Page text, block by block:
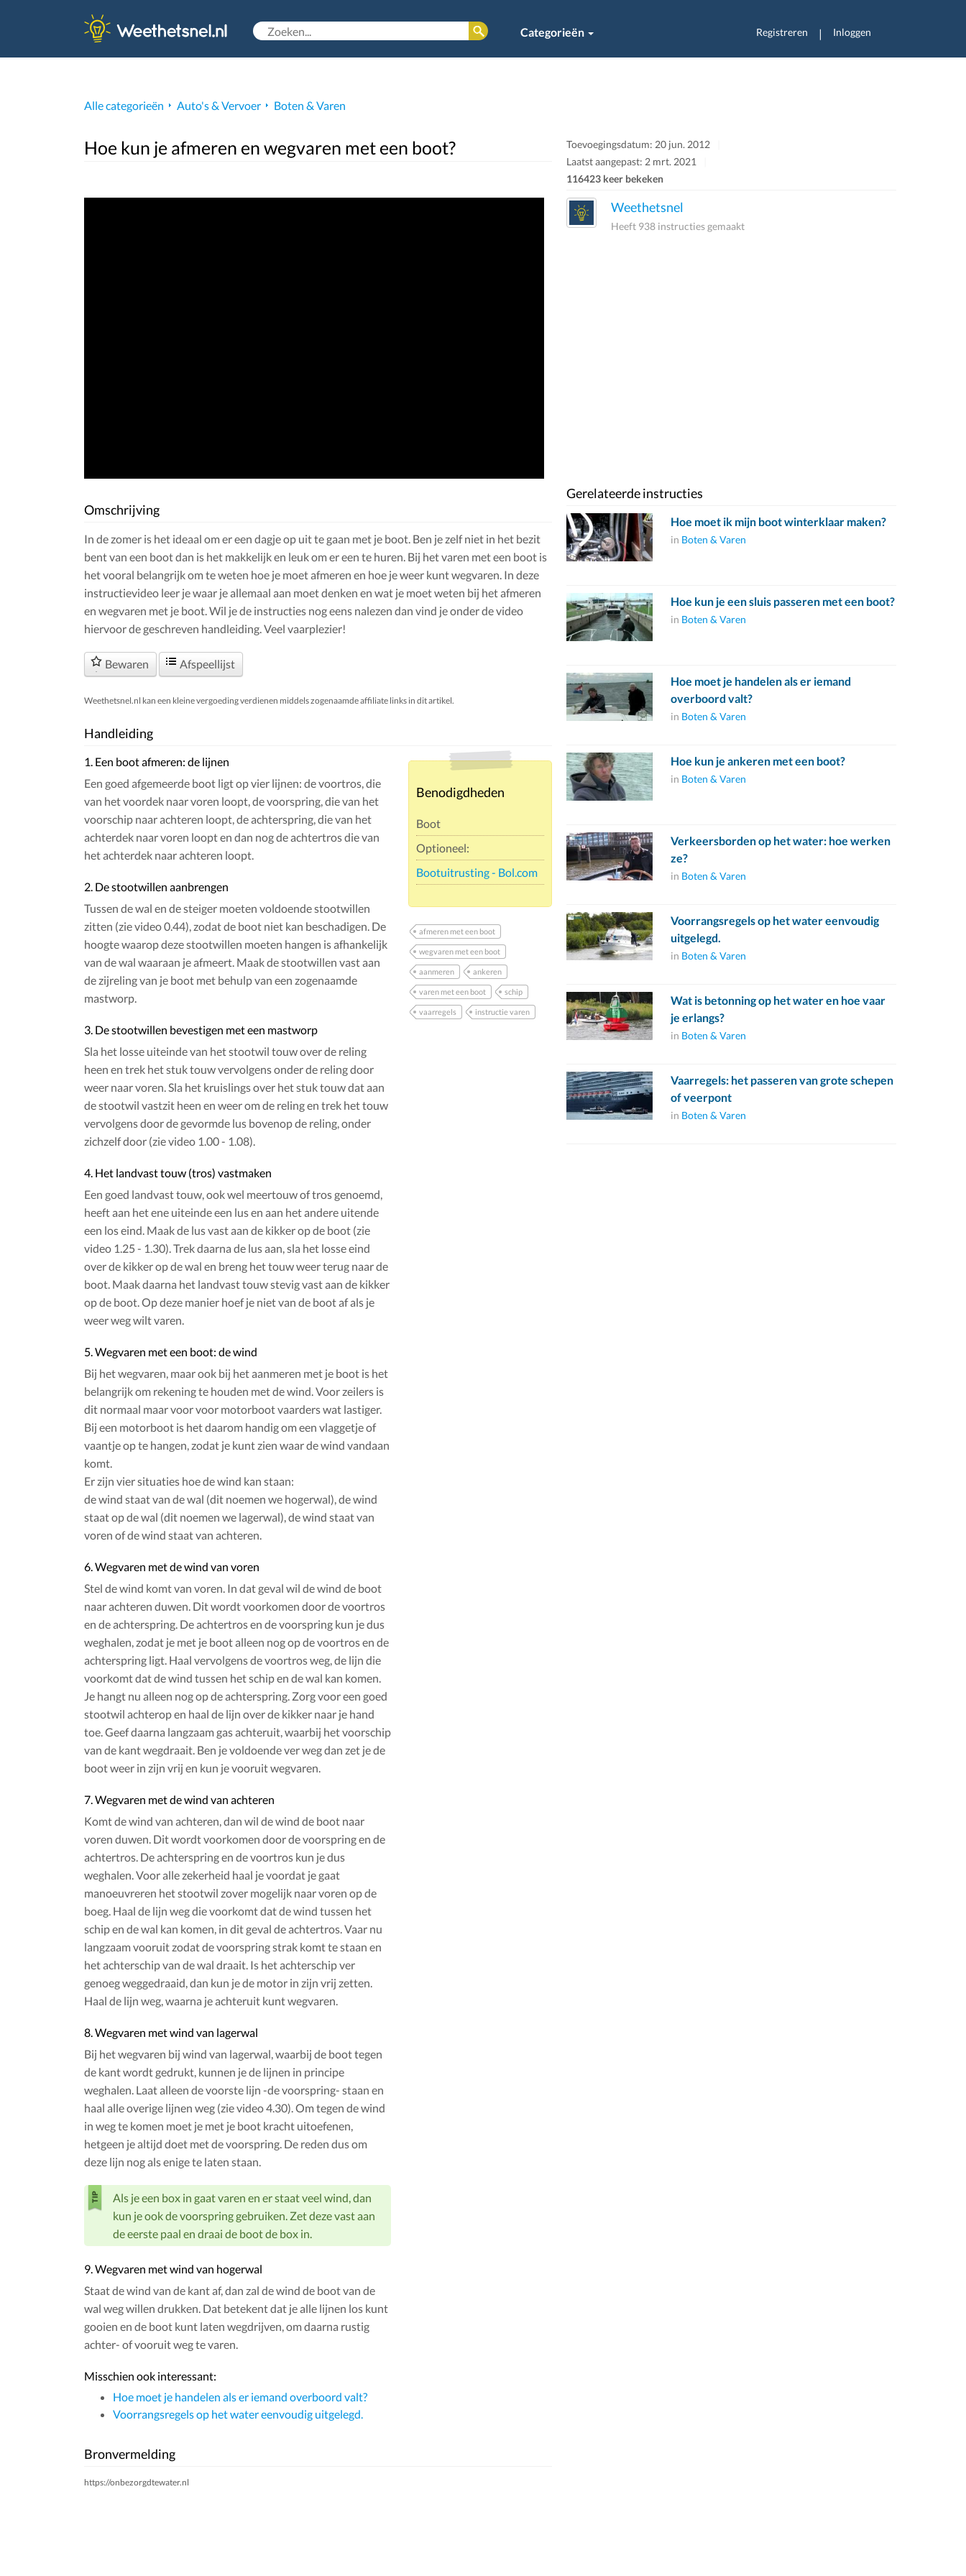
Categorieën Registreren | Inloggen
Alle categorieën Auto's & Vervoer Boten & Varen
Hoe kun je afmeren en wegvaren met een boot?
Toevoegingsdatum: 20 jun. 2012
Laatst aangepast: 2 mrt. 2021
116423 keer bekeken
Omschrijving
In de zomer is het ideaal om er een dagje op uit te gaan met je boot. Ben je zelf niet in het bezit
bent van een boot dan is het makkelijk en leuk om er een te huren. Bij het varen met een boot is
het vooral belangrijk om te weten hoe je moet afmeren en hoe je weer kunt wegvaren. In deze
instructievideo leer je waar je allemaal aan moet denken en wat je moet weten bij het afmeren
en wegvaren met je boot. Wil je de instructies nog eens nalezen dan vind je onder de video
hiervoor de geschreven handleiding. Veel vaarplezier!
Bewaren Afspeellijst
Weethetsnel.nl kan een kleine vergoeding verdienen middels zogenaamde affiliate links in dit artikel.
Handleiding
Benodigdheden
Boot
Optioneel:
Bootuitrusting - Bol.com
afmeren met een boot
wegvaren met een boot
aanmeren ankeren
varen met een boot schip
vaarregels instructie varen
1. Een boot afmeren: de lijnen
Een goed afgemeerde boot ligt op vier lijnen: de voortros, die
van het voordek naar voren loopt, de voorspring, die van het
voorschip naar achteren loopt, de achterspring, die van het
achterdek naar voren loopt en dan nog de achtertros die van
het achterdek naar achteren loopt.
2. De stootwillen aanbrengen
Tussen de wal en de steiger moeten voldoende stootwillen
zitten (zie video 0.44), zodat de boot niet kan beschadigen. De
hoogte waarop deze stootwillen moeten hangen is afhankelijk
van de wal waaraan je afmeert. Maak de stootwillen vast aan
de zijreling van je boot met behulp van een zogenaamde
mastworp.
3. De stootwillen bevestigen met een mastworp
Sla het losse uiteinde van het stootwil touw over de reling
heen en trek het stuk touw vervolgens onder de reling door
weer naar voren. Sla het kruislings over het stuk touw dat aan
de stootwil vastzit heen en weer om de reling en trek het touw
vervolgens door de gevormde lus bovenop de reling, onder
zichzelf door (zie video 1.00 - 1.08).
4. Het landvast touw (tros) vastmaken
Een goed landvast touw, ook wel meertouw of tros genoemd,
heeft aan het ene uiteinde een lus en aan het andere uitende
een los eind. Maak de lus vast aan de kikker op de boot (zie
video 1.25 - 1.30). Trek daarna de lus aan, sla het losse eind
over de kikker op de wal en breng het touw weer terug naar de
boot. Maak daarna het landvast touw stevig vast aan de kikker
op de boot. Op deze manier hoef je niet van de boot af als je
weer weg wilt varen.
5. Wegvaren met een boot: de wind
Bij het wegvaren, maar ook bij het aanmeren met je boot is het
belangrijk om rekening te houden met de wind. Voor zeilers is
dit normaal maar voor voor motorboot vaarders wat lastiger.
Bij een motorboot is het daarom handig om een vlaggetje of
vaantje op te hangen, zodat je kunt zien waar de wind vandaan
komt.
Er zijn vier situaties hoe de wind kan staan:
de wind staat van de wal (dit noemen we hogerwal), de wind
staat op de wal (dit noemen we lagerwal), de wind staat van
voren of de wind staat van achteren.
6. Wegvaren met de wind van voren
Stel de wind komt van voren. In dat geval wil de wind de boot
naar achteren duwen. Dit wordt voorkomen door de voortros
en de achterspring. De achtertros en de voorspring kun je dus
weghalen, zodat je met je boot alleen nog op de voortros en de
achterspring ligt. Haal vervolgens de voortros weg, de lijn die
voorkomt dat de wind tussen het schip en de wal kan komen.
Je hangt nu alleen nog op de achterspring. Zorg voor een goed
stootwil achterop en haal de lijn over de kikker naar je hand
toe. Geef daarna langzaam gas achteruit, waarbij het voorschip
van de kant wegdraait. Ben je voldoende ver weg dan zet je de
boot weer in zijn vrij en kun je vooruit wegvaren.
7. Wegvaren met de wind van achteren
Komt de wind van achteren, dan wil de wind de boot naar
voren duwen. Dit wordt voorkomen door de voorspring en de
achtertros. De achterspring en de voortros kun je dus
weghalen. Voor alle zekerheid haal je voordat je gaat
manoeuvreren het stootwil zover mogelijk naar voren op de
boeg. Haal de lijn weg die voorkomt dat de wind tussen het
schip en de wal kan komen, in dit geval de achtertros. Vaar nu
langzaam vooruit zodat de voorspring strak komt te staan en
het achterschip van de wal draait. Is het achterschip ver
genoeg weggedraaid, dan kun je de motor in zijn vrij zetten.
Haal de lijn weg, waarna je achteruit kunt wegvaren.
8. Wegvaren met wind van lagerwal
Bij het wegvaren bij wind van lagerwal, waarbij de boot tegen
de kant wordt gedrukt, kunnen je de lijnen in principe
weghalen. Laat alleen de voorste lijn -de voorspring- staan en
haal alle overige lijnen weg (zie video 4.30). Om tegen de wind
in weg te komen moet je met je boot kracht uitoefenen,
hetgeen je altijd doet met de voorspring. De reden dus om
deze lijn nog als enige te laten staan.
Als je een box in gaat varen en er staat veel wind, dan
kun je ook de voorspring gebruiken. Zet deze vast aan
de eerste paal en draai de boot de box in.
9. Wegvaren met wind van hogerwal
Staat de wind van de kant af, dan zal de wind de boot van de
wal weg willen drukken. Dat betekent dat je alle lijnen los kunt
gooien en de boot kunt laten wegdrijven, om daarna rustig
achter- of vooruit weg te varen.
Misschien ook interessant:
Hoe moet je handelen als er iemand overboord valt?
Voorrangsregels op het water eenvoudig uitgelegd.
Bronvermelding
https://onbezorgdtewater.nl
Weethetsnel
Heeft 938 instructies gemaakt
Gerelateerde instructies
Hoe moet ik mijn boot winterklaar maken?
in Boten & Varen
Hoe kun je een sluis passeren met een boot?
in Boten & Varen
Hoe moet je handelen als er iemand
overboord valt?
in Boten & Varen
Hoe kun je ankeren met een boot?
in Boten & Varen
Verkeersborden op het water: hoe werken
ze?
in Boten & Varen
Voorrangsregels op het water eenvoudig
uitgelegd.
in Boten & Varen
Wat is betonning op het water en hoe vaar
je erlangs?
in Boten & Varen
Vaarregels: het passeren van grote schepen
of veerpont
in Boten & Varen